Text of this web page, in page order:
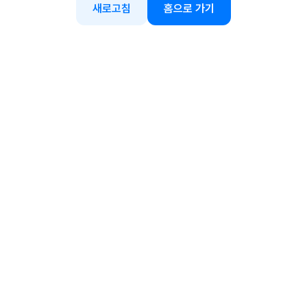
새로고침 홈으로 가기